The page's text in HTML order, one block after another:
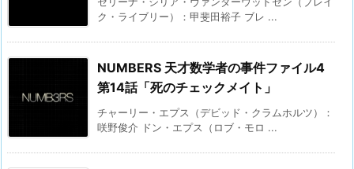
ク・ライブリー）：甲斐田裕子 ブレ ...
NUMBERS 天才数学者の事件ファイル4
第14話「死のチェックメイト」
チャーリー・エプス（デビッド・クラムホルツ）：
咲野俊介 ドン・エプス（ロブ・モロ ...